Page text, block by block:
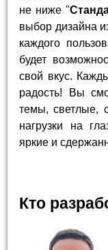
не ниже "
выбор дизайна
каждого
будет
свой вкус.
радость! Вы
темы, светлые,
нагрузки на
яркие и
Кто